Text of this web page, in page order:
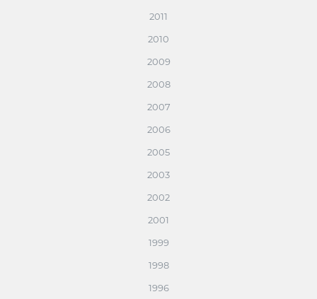
2011
2010
2009
2008
2007
2006
2005
2003
2002
2001
1999
1998
1996